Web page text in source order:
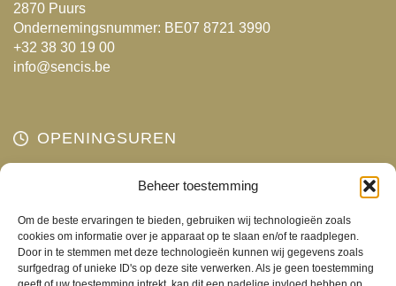
Beheer toestemming
Om de beste ervaringen te bieden, gebruiken wij technologieën zoals
cookies om informatie over je apparaat op te slaan en/of te raadplegen.
Door in te stemmen met deze technologieën kunnen wij gegevens zoals
surfgedrag of unieke ID's op deze site verwerken. Als je geen toestemming
op
de
2870 Puurs
Ondernemingsnummer: BE07 8721 3990
+32 38 30 19 00
info@sencis.be
OPENINGSUREN
Gesloten
Woensdag
10:00 - 18:00
Donderdag
10:00 - 18:00